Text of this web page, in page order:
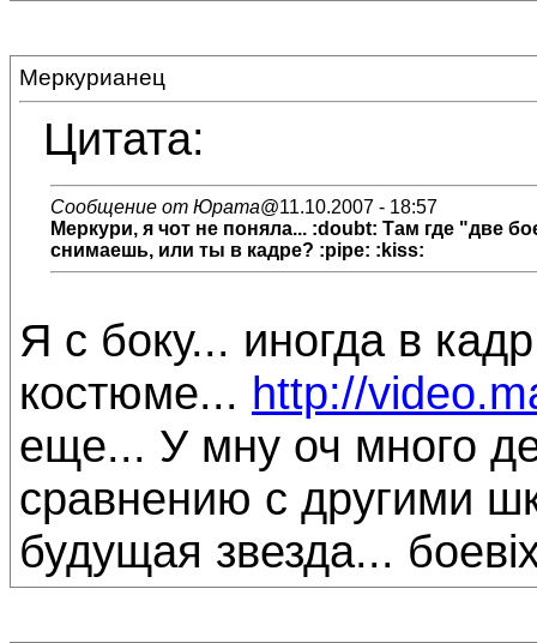
Меркурианец
Цитата:
Сообщение от Юрата@11.10.2007 - 18:57
Меркури, я чот не поняла... :doubt: Там где "две
снимаешь, или ты в кадре? :pipe: :kiss:
Я с боку... иногда в
костюме... http://
еще... У мну оч много
сравнению с другими
будущая звезда...